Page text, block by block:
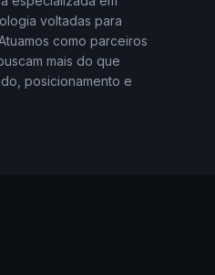
voltadas para
como parceiros
mais do que
posicionamento e